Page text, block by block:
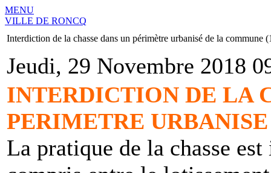
MENU
VILLE DE RONCQ
Interdiction de la chasse dans un périmètre urbanisé de la commune
Jeudi, 29 Novembre 2018
INTERDICTION DE LA
PERIMETRE
La pratique de la chasse